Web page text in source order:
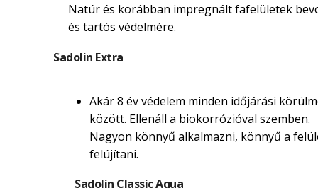
Natúr és korábban impregnált fafelületek
és tartós védelmére.
Sadolin Extra
Akár 8 év védelem minden időjárási
között. Ellenáll a biokorrózióval szemben.
Nagyon könnyű alkalmazni, könnyű a
felújítani.
Sadolin Classic Aqua